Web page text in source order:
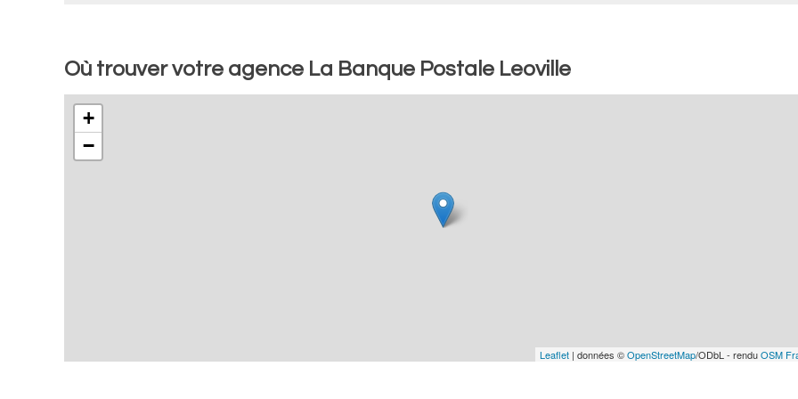
Où trouver votre agence La Banque Postale Leoville
+
−
Leaflet | données ©OpenStreetMap/ODbL - renduOSM